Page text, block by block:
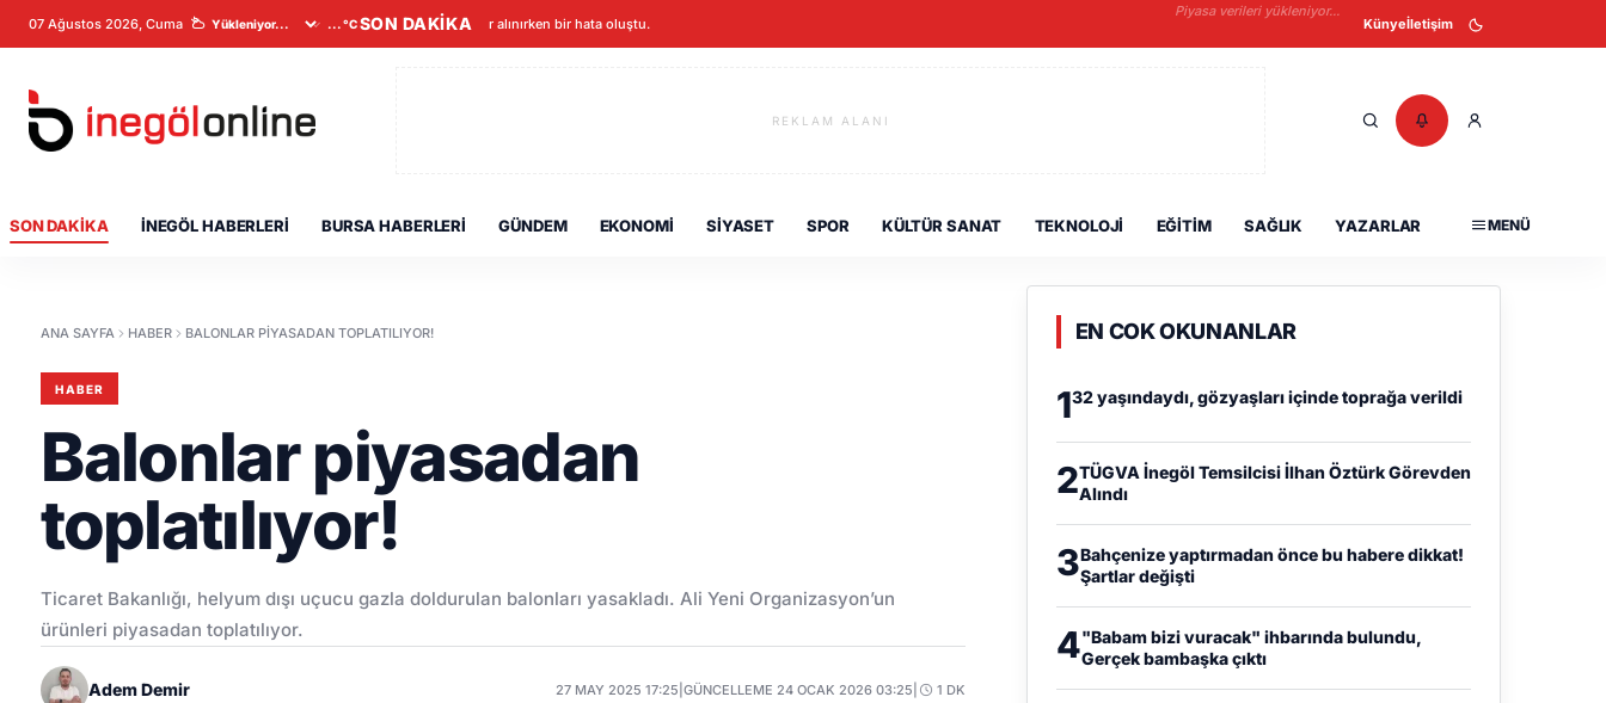
07 Ağustos 2026, Cuma ...°CSON DAKİKAVeriler alınırken bir hata oluştu.
Piyasa verileri yükleniyor...
Künyeİletişim
REKLAM ALANI
SON DAKIKA İNEGÖL HABERLERI BURSA HABERLERI GÜNDEM EKONOMI SIYASET SPOR KÜLTÜR SANAT TEKNOLOJI EĞITIM SAĞLIK YAZARLAR MENÜ
ANA SAYFA HABER BALONLAR PIYASADAN TOPLATILIYOR!
HABER
Balonlar piyasadan
toplatılıyor!
Ticaret Bakanlığı, helyum dışı uçucu gazla doldurulan balonları yasakladı. Ali Yeni Organizasyon’un
ürünleri piyasadan toplatılıyor.
Adem Demir 27 MAY 2025 17:25 |GÜNCELLEME 24 OCAK 2026 03:25 1 DK
EN COK OKUNANLAR
132 yaşındaydı, gözyaşları içinde toprağa verildi
2TÜGVA İnegöl Temsilcisi İlhan Öztürk Görevden
Alındı
3Bahçenize yaptırmadan önce bu habere dikkat!
Şartlar değişti
4"Babam bizi vuracak" ihbarında bulundu,
Gerçek bambaşka çıktı